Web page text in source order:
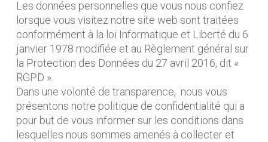
Les données personnelles que vous nous confiez
lorsque vous visitez notre site web sont traitées
conformément à la loi Informatique et Liberté du 6
janvier 1978 modifiée et au Règlement général sur
la Protection des Données du 27 avril 2016, dit «
RGPD ».
Dans une volonté de transparence, nous vous
présentons notre politique de confidentialité qui a
pour but de vous informer sur les conditions dans
lesquelles nous sommes amenés à collecter et